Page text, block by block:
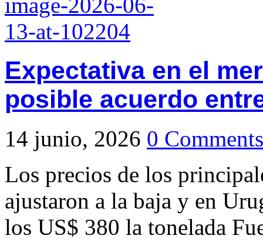
Expectativa en el
posible acuerdo
14 junio, 2026 0 Comments
Los precios de los
ajustaron a la baja y en
los US$ 380 la tonelada